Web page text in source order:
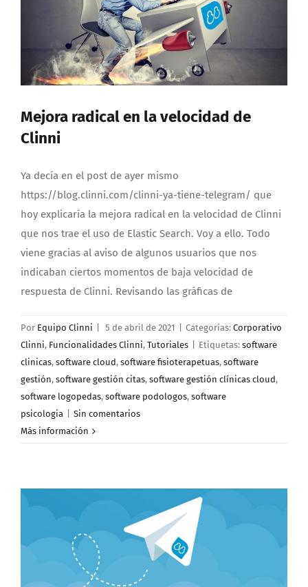
Mejora radical en la velocidad de
Clinni
Ya decía en el post de ayer mismo
https://blog.clinni.com/clinni-ya-tiene-telegram/ que
hoy explicaría la mejora radical en la velocidad de Clinni
que nos trae el uso de Elastic Search. Voy a ello. Todo
viene gracias al aviso de algunos usuarios que nos
indicaban ciertos momentos de baja velocidad de
respuesta de Clinni. Revisando las gráficas de
Por Equipo Clinni 5 de abril de 2021 Categorías: Corporativo
Clinni, Funcionalidades Clinni, Tutoriales Etiquetas: software
clinicas, software cloud, software fisioterapetuas, software
gestión, software gestión citas, software gestión clínicas cloud,
software logopedas, software podologos, software
psicologia
Sin comentarios
Más información